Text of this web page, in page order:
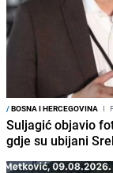
/BOSNA I HERCEGOVINA I
Suljagić objavio
gdje su ubijani